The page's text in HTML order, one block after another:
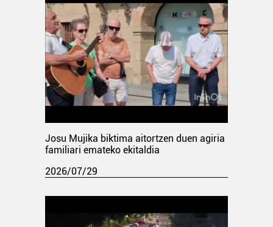
Josu Mujika biktima aitortzen duen agiria
familiari emateko ekitaldia
2026/07/29